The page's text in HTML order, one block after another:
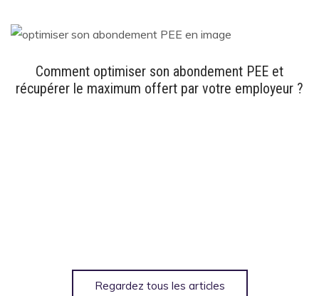
Comment optimiser son abondement PEE et
récupérer le maximum offert par votre employeur ?
Regardez tous les articles